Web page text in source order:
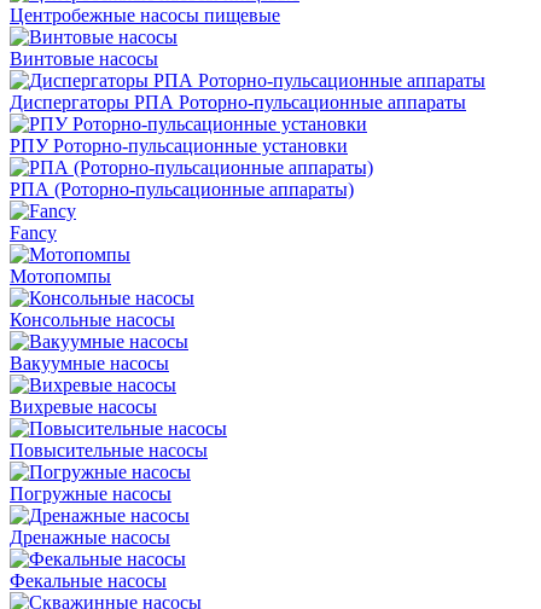
Центробежные насосы пищевые
Винтовые насосы
Диспергаторы РПА Роторно-пульсационные аппараты
РПУ Роторно-пульсационные установки
РПА (Роторно-пульсационные аппараты)
Fancy
Мотопомпы
Консольные насосы
Вакуумные насосы
Вихревые насосы
Повысительные насосы
Погружные насосы
Дренажные насосы
Фекальные насосы